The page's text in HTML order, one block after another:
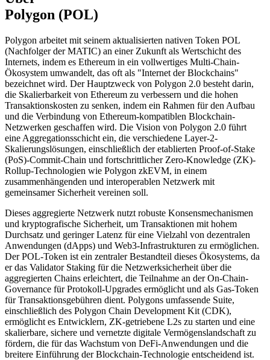
Polygon (POL)
Polygon arbeitet mit seinem aktualisierten nativen Token POL
(Nachfolger der MATIC) an einer Zukunft als Wertschicht des
Internets, indem es Ethereum in ein vollwertiges Multi-Chain-
Ökosystem umwandelt, das oft als "Internet der Blockchains"
bezeichnet wird. Der Hauptzweck von Polygon 2.0 besteht darin,
die Skalierbarkeit von Ethereum zu verbessern und die hohen
Transaktionskosten zu senken, indem ein Rahmen für den Aufbau
und die Verbindung von Ethereum-kompatiblen Blockchain-
Netzwerken geschaffen wird. Die Vision von Polygon 2.0 führt
eine Aggregationsschicht ein, die verschiedene Layer-2-
Skalierungslösungen, einschließlich der etablierten Proof-of-Stake
(PoS)-Commit-Chain und fortschrittlicher Zero-Knowledge (ZK)-
Rollup-Technologien wie Polygon zkEVM, in einem
zusammenhängenden und interoperablen Netzwerk mit
gemeinsamer Sicherheit vereinen soll.
Dieses aggregierte Netzwerk nutzt robuste Konsensmechanismen
und kryptografische Sicherheit, um Transaktionen mit hohem
Durchsatz und geringer Latenz für eine Vielzahl von dezentralen
Anwendungen (dApps) und Web3-Infrastrukturen zu ermöglichen.
Der POL-Token ist ein zentraler Bestandteil dieses Ökosystems, da
er das Validator Staking für die Netzwerksicherheit über die
aggregierten Chains erleichtert, die Teilnahme an der On-Chain-
Governance für Protokoll-Upgrades ermöglicht und als Gas-Token
für Transaktionsgebühren dient. Polygons umfassende Suite,
einschließlich des Polygon Chain Development Kit (CDK),
ermöglicht es Entwicklern, ZK-getriebene L2s zu starten und eine
skalierbare, sichere und vernetzte digitale Vermögenslandschaft zu
fördern, die für das Wachstum von DeFi-Anwendungen und die
breitere Einführung der Blockchain-Technologie entscheidend ist.